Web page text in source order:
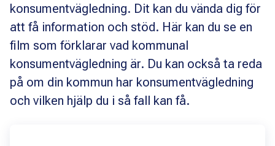
konsumentvägledning. Dit kan du vända dig för
att få information och stöd. Här kan du se en
film som förklarar vad kommunal
konsumentvägledning är. Du kan också ta reda
på om din kommun har konsumentvägledning
och vilken hjälp du i så fall kan få.